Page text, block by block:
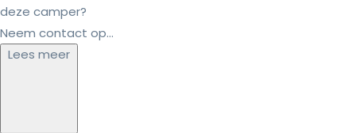
deze camper?
Neem contact op...
Lees meer